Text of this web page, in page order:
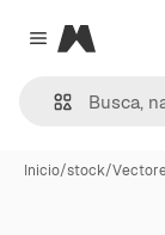
Close menu
Magnific
Inicio/stock/